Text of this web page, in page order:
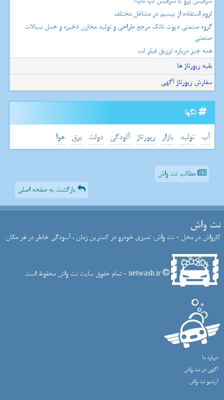
لزوم استفاده از بیسیم در مشاغل مختلف
گروه صنعتی دپوت تانک مرجع طراحی و تولید مخازن ذخیره و حمل سیالات
صنعتی
همه چیز درباره تزریق فیلر لب
بقیه رپورتاژ ها
سفارش رپورتاژ آگهی
تگها
آب تولید بازار رپورتاژ آلودگی دولت برق هوا
مطالب نت واش
بازگشت به صفحه اصلی
نت واش
کارواش در محل - نت واش: تمیزی خودرو در کمترین زمان ، آسودگی خاطر در هر مکان
netwash.ir - تمام حقوق سایت نت واش محفوظ است
درباره ما
آگهی در نت واش
آرشیو نت واش